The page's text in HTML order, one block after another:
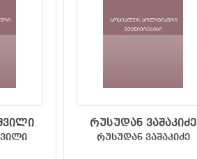
რუსუდან ვაშაკიძე
რუსუდან ვაშაკიძე